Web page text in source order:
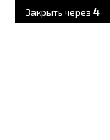
Закрыть через3